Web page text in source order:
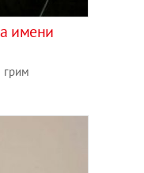
имени
грим